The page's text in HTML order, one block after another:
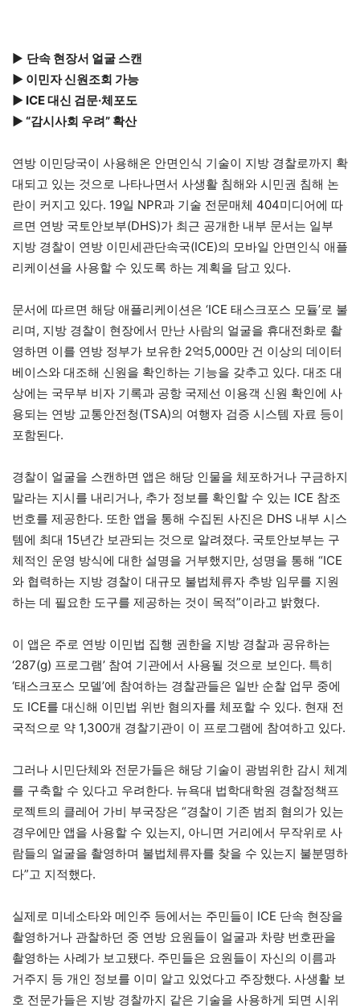
▶ 단속 현장서 얼굴 스캔
▶ 이민자 신원조회 가능
▶ ICE 대신 검문·체포도
▶ “감시사회 우려” 확산
연방 이민당국이 사용해온 안면인식 기술이 지방 경찰로까지 확
대되고 있는 것으로 나타나면서 사생활 침해와 시민권 침해 논
란이 커지고 있다. 19일 NPR과 기술 전문매체 404미디어에 따
르면 연방 국토안보부(DHS)가 최근 공개한 내부 문서는 일부
지방 경찰이 연방 이민세관단속국(ICE)의 모바일 안면인식 애플
리케이션을 사용할 수 있도록 하는 계획을 담고 있다.
문서에 따르면 해당 애플리케이션은 ‘ICE 태스크포스 모듈’로 불
리며, 지방 경찰이 현장에서 만난 사람의 얼굴을 휴대전화로 촬
영하면 이를 연방 정부가 보유한 2억5,000만 건 이상의 데이터
베이스와 대조해 신원을 확인하는 기능을 갖추고 있다. 대조 대
상에는 국무부 비자 기록과 공항 국제선 이용객 신원 확인에 사
용되는 연방 교통안전청(TSA)의 여행자 검증 시스템 자료 등이
포함된다.
경찰이 얼굴을 스캔하면 앱은 해당 인물을 체포하거나 구금하지
말라는 지시를 내리거나, 추가 정보를 확인할 수 있는 ICE 참조
번호를 제공한다. 또한 앱을 통해 수집된 사진은 DHS 내부 시스
템에 최대 15년간 보관되는 것으로 알려졌다. 국토안보부는 구
체적인 운영 방식에 대한 설명을 거부했지만, 성명을 통해 “ICE
와 협력하는 지방 경찰이 대규모 불법체류자 추방 임무를 지원
하는 데 필요한 도구를 제공하는 것이 목적”이라고 밝혔다.
이 앱은 주로 연방 이민법 집행 권한을 지방 경찰과 공유하는
‘287(g) 프로그램’ 참여 기관에서 사용될 것으로 보인다. 특히
‘태스크포스 모델’에 참여하는 경찰관들은 일반 순찰 업무 중에
도 ICE를 대신해 이민법 위반 혐의자를 체포할 수 있다. 현재 전
국적으로 약 1,300개 경찰기관이 이 프로그램에 참여하고 있다.
그러나 시민단체와 전문가들은 해당 기술이 광범위한 감시 체계
를 구축할 수 있다고 우려한다. 뉴욕대 법학대학원 경찰정책프
로젝트의 클레어 가비 부국장은 “경찰이 기존 범죄 혐의가 있는
경우에만 앱을 사용할 수 있는지, 아니면 거리에서 무작위로 사
람들의 얼굴을 촬영하며 불법체류자를 찾을 수 있는지 불분명하
다”고 지적했다.
실제로 미네소타와 메인주 등에서는 주민들이 ICE 단속 현장을
촬영하거나 관찰하던 중 연방 요원들이 얼굴과 차량 번호판을
촬영하는 사례가 보고됐다. 주민들은 요원들이 자신의 이름과
거주지 등 개인 정보를 이미 알고 있었다고 주장했다. 사생활 보
호 전문가들은 지방 경찰까지 같은 기술을 사용하게 되면 시위